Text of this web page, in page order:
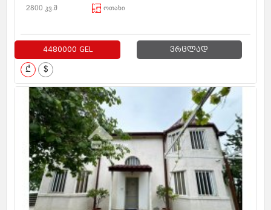
2800 კვ.მ ოთახი
4480000 GEL ვრცლად
₾ $